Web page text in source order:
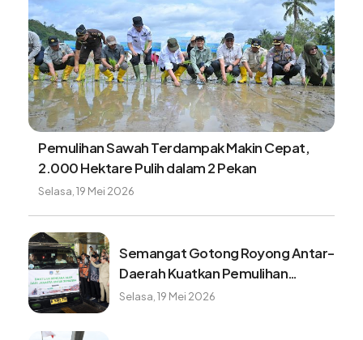
Pemulihan Sawah Terdampak Makin Cepat,
2.000 Hektare Pulih dalam 2 Pekan
Selasa, 19 Mei 2026
Semangat Gotong Royong Antar-
Daerah Kuatkan Pemulihan
Pascabencana Sumatera
Selasa, 19 Mei 2026